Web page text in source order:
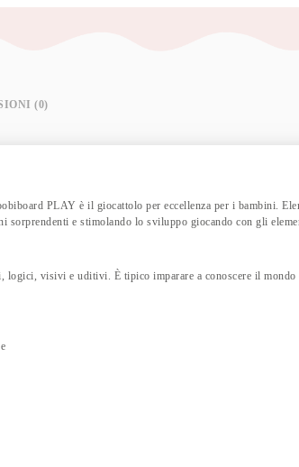
(0)
PLAY è il giocattolo per eccellenza per i bambini.
sorprendenti e stimolando lo sviluppo giocando con gli
logici, visivi e uditivi. È tipico imparare a conoscere il